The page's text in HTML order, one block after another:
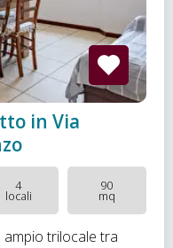
in Via
4
locali
90
mq
trilocale tra